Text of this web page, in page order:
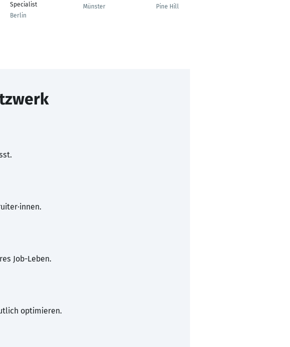
Specialist
Berlin
Münster
Pine Hill
Job-Leben.
optimieren.